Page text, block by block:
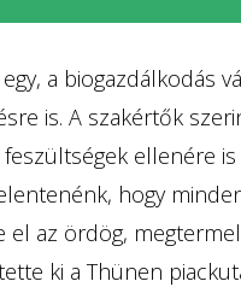
a biogazdálkodás
is. A szakértők
ellenére
hogy
el az ördög,
ki a Thünen